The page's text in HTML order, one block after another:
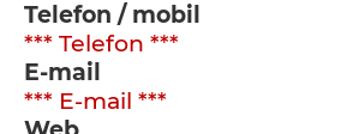
Telefon / mobil
*** Telefon ***
E-mail
*** E-mail ***